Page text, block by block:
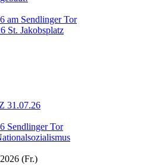
am Sendlinger Tor
St. Jakobsplatz
31.07.26
Sendlinger Tor
(Fr.)